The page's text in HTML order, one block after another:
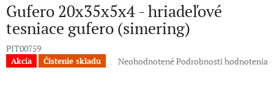
Gufero 20x35x5x4 - hriadeľové
tesniace gufero (simering)
PIT00759
Akcia Čistenie skladu
Priemerné
NeohodnotenéPodrobnosti hodnotenia